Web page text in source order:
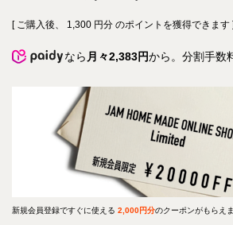
[ ご購入後、 1,300 円分 のポイントを獲得できます
なら 月々2,383円から。分割手数
新規会員登録ですぐに使える 2,000円分のクーポンがもらえ